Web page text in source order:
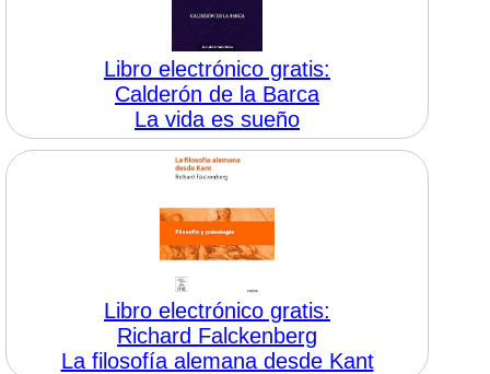
Libro electrónico gratis:
Calderón de la Barca
La vida es sueño
Libro electrónico gratis:
Richard Falckenberg
La filosofía alemana desde Kant